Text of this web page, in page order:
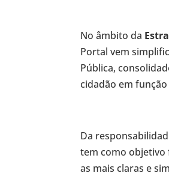
No âmbito da
Portal vem
Pública,
cidadão em
Da
tem como objetivo
as mais claras e